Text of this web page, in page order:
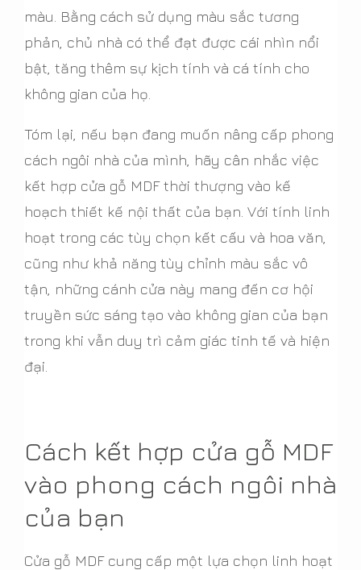
màu. Bằng cách sử dụng màu sắc tương
phản, chủ nhà có thể đạt được cái nhìn nổi
bật, tăng thêm sự kịch tính và cá tính cho
không gian của họ.
Tóm lại, nếu bạn đang muốn nâng cấp phong
cách ngôi nhà của mình, hãy cân nhắc việc
kết hợp cửa gỗ MDF thời thượng vào kế
hoạch thiết kế nội thất của bạn. Với tính linh
hoạt trong các tùy chọn kết cấu và hoa văn,
cũng như khả năng tùy chỉnh màu sắc vô
tận, những cánh cửa này mang đến cơ hội
truyền sức sáng tạo vào không gian của bạn
trong khi vẫn duy trì cảm giác tinh tế và hiện
đại.
Cách kết hợp cửa gỗ MDF
vào phong cách ngôi nhà
của bạn
Cửa gỗ MDF cung cấp một lựa chọn linh hoạt